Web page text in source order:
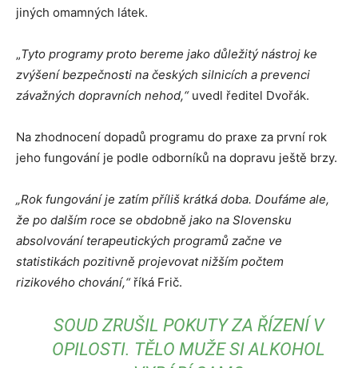
jiných omamných látek.
„Tyto programy proto bereme jako důležitý nástroj ke
zvýšení bezpečnosti na českých silnicích a prevenci
závažných dopravních nehod,“uvedl ředitel Dvořák.
Na zhodnocení dopadů programu do praxe za první rok
jeho fungování je podle odborníků na dopravu ještě brzy.
„Rok fungování je zatím příliš krátká doba. Doufáme ale,
že po dalším roce se obdobně jako na Slovensku
absolvování terapeutických programů začne ve
statistikách pozitivně projevovat nižším počtem
rizikového chování,“říká Frič.
SOUD ZRUŠIL POKUTY ZA ŘÍZENÍ V
OPILOSTI. TĚLO MUŽE SI ALKOHOL